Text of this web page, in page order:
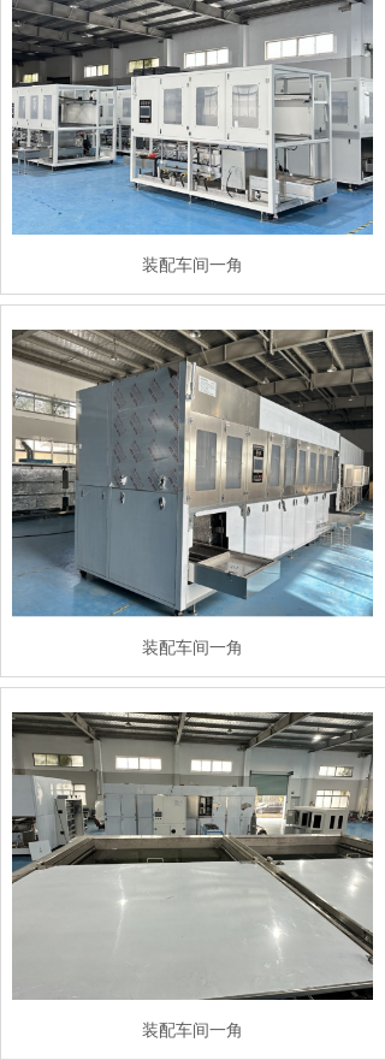
装配车间一角
装配车间一角
装配车间一角